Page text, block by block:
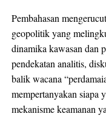
Pembahasan
geopolitik yang
dinamika kawasan dan
pendekatan analitis,
balik wacana
mempertanyakan siapa
mekanisme keamanan